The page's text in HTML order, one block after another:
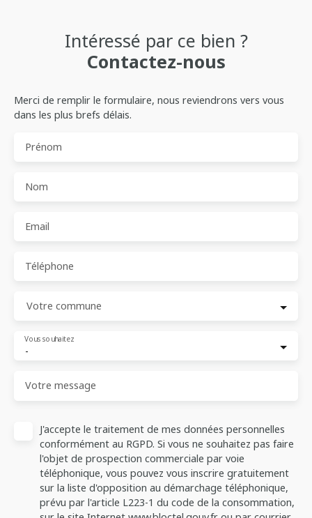
Intéressé par ce bien ?
Contactez-nous
Merci de remplir le formulaire, nous reviendrons vers vous
dans les plus brefs délais.
Prénom
Nom
Email
Téléphone
Votre commune
-
Vous souhaitez
Votre message
J'accepte le traitement de mes données personnelles
conformément au RGPD. Si vous ne souhaitez pas faire
l'objet de prospection commerciale par voie
téléphonique, vous pouvez vous inscrire gratuitement
sur la liste d'opposition au démarchage téléphonique,
prévu par l'article L223-1 du code de la consommation,